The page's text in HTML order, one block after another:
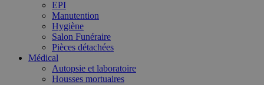
EPI
Manutention
Hygiène
Salon Funéraire
Pièces détachées
Médical
Autopsie et laboratoire
Housses mortuaires